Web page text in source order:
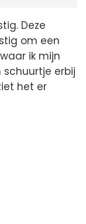
Deze
om een
ik mijn
erbij
het er